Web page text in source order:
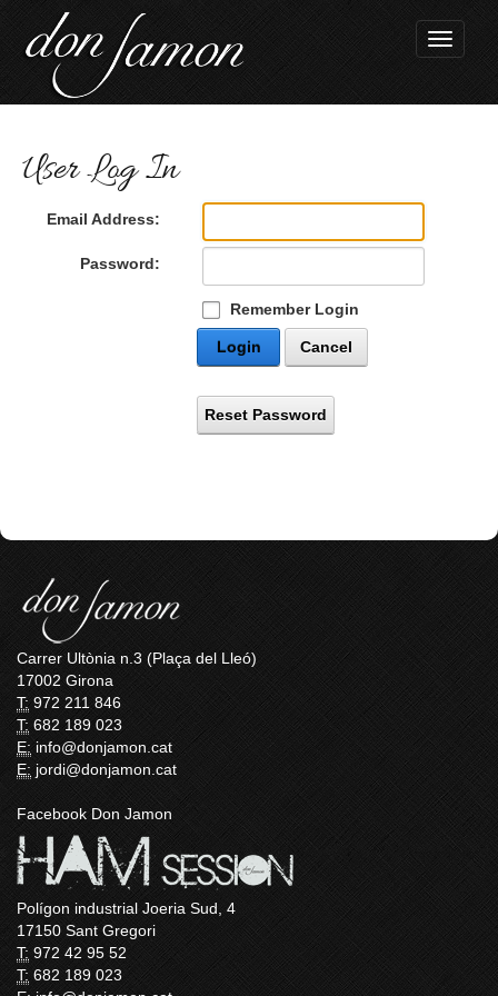
Toggle
User Log In
Email Address:
Password:
Remember Login
Login Cancel
Reset Password
Carrer Ultònia n.3 (Plaça del Lleó)
17002 Girona
T:972 211 846
T: 682 189 023
E: info@donjamon.cat
E: jordi@donjamon.cat
Facebook Don Jamon
Polígon industrial Joeria Sud, 4
17150 Sant Gregori
T: 972 42 95 52
T: 682 189 023